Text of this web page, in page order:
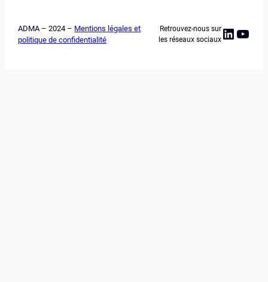
ADMA – 2024 – Mentions légales et
politique de confidentialité
Retrouvez-nous sur
les réseaux sociaux